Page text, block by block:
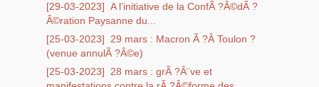
[29-03-2023] A l’initiative de la ConfÃ ?Â©dÃ ?
Â©ration Paysanne du...
[25-03-2023]
29 mars : Macron Ã ?Â Toulon ?
(venue annulÃ ?Â©e)
[25-03-2023]
28 mars : grÃ ?Â¨ve et